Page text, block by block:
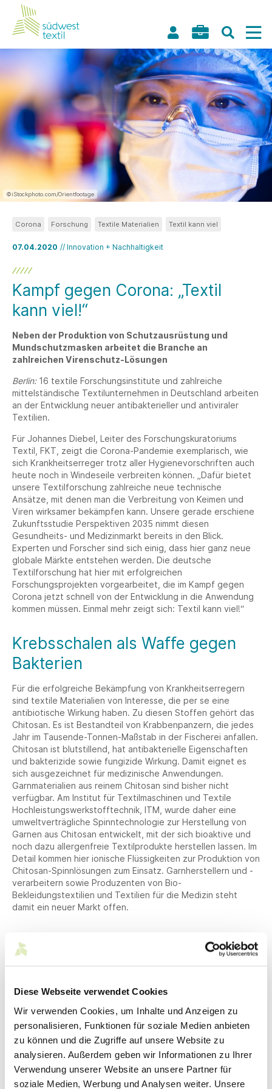
Diese Webseite verwendet Cookies
Wir verwenden Cookies, um Inhalte und Anzeigen zu
personalisieren, Funktionen für soziale Medien anbieten
zu können und die Zugriffe auf unsere Website zu
analysieren. Außerdem geben wir Informationen zu Ihrer
Verwendung unserer Website an unsere Partner für
soziale Medien, Werbung und Analysen weiter. Unsere
©iStockphoto.com/Orientfootage
07.04.2020 // Innovation + Nachhaltigkeit
Corona Forschung Textile Materialien Textil kann viel
Kampf gegen Corona: „Textil
kann viel!“
Neben der Produktion von Schutzausrüstung und
Mundschutzmasken arbeitet die Branche an
zahlreichen Virenschutz-Lösungen
Berlin:16 textile Forschungsinstitute und zahlreiche
mittelständische Textilunternehmen in Deutschland arbeiten
an der Entwicklung neuer antibakterieller und antiviraler
Textilien.
Für Johannes Diebel, Leiter des Forschungskuratoriums
Textil, FKT, zeigt die Corona-Pandemie exemplarisch, wie
sich Krankheitserreger trotz aller Hygienevorschriften auch
heute noch in Windeseile verbreiten können. „Dafür bietet
unsere Textilforschung zahlreiche neue technische
Ansätze, mit denen man die Verbreitung von Keimen und
Viren wirksamer bekämpfen kann. Unsere gerade erschiene
Zukunftsstudie Perspektiven 2035 nimmt diesen
Gesundheits- und Medizinmarkt bereits in den Blick.
Experten und Forscher sind sich einig, dass hier ganz neue
globale Märkte entstehen werden. Die deutsche
Textilforschung hat hier mit erfolgreichen
Forschungsprojekten vorgearbeitet, die im Kampf gegen
Corona jetzt schnell von der Entwicklung in die Anwendung
kommen müssen. Einmal mehr zeigt sich: Textil kann viel!“
Krebsschalen als Waffe gegen
Bakterien
Für die erfolgreiche Bekämpfung von Krankheitserregern
sind textile Materialien von Interesse, die per se eine
antibiotische Wirkung haben. Zu diesen Stoffen gehört das
Chitosan. Es ist Bestandteil von Krabbenpanzern, die jedes
Jahr im Tausende-Tonnen-Maßstab in der Fischerei anfallen.
Chitosan ist blutstillend, hat antibakterielle Eigenschaften
und bakterizide sowie fungizide Wirkung. Damit eignet es
sich ausgezeichnet für medizinische Anwendungen.
Garnmaterialien aus reinem Chitosan sind bisher nicht
verfügbar. Am Institut für Textilmaschinen und Textile
Hochleistungswerkstofftechnik, ITM, wurde daher eine
umweltverträgliche Spinntechnologie zur Herstellung von
Garnen aus Chitosan entwickelt, mit der sich bioaktive und
noch dazu allergenfreie Textilprodukte herstellen lassen. Im
Detail kommen hier ionische Flüssigkeiten zur Produktion von
Chitosan-Spinnlösungen zum Einsatz. Garnherstellern und -
verarbeitern sowie Produzenten von Bio-
Bekleidungstextilien und Textilien für die Medizin steht
damit ein neuer Markt offen.
Künstliche Haut zum Testen
Im Kampf gegen Corona werden wir alle immer wieder darauf
Händedruck zu verzichten. Alternativ kann man Hände
verschiedene Händedesinfektionsmittel zur Verfügung, die
sowohl gegen Viren als auch Bakterien wirken. Die
Herstellung neuer hochwirksamer Desinfektionsmittel
(Viruzide) wird bis jetzt aber durch die aufwändigen
Testverfahren erschwert. Für die Tests werden nämlich
Probanden benötigt. Die müssen zunächst einmal gefunden